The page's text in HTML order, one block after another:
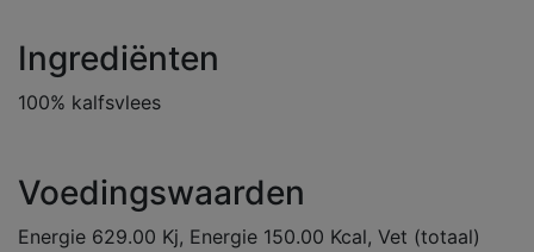
Ingrediënten
100% kalfsvlees
Voedingswaarden
Energie 629.00 Kj, Energie 150.00 Kcal, Vet (totaal)